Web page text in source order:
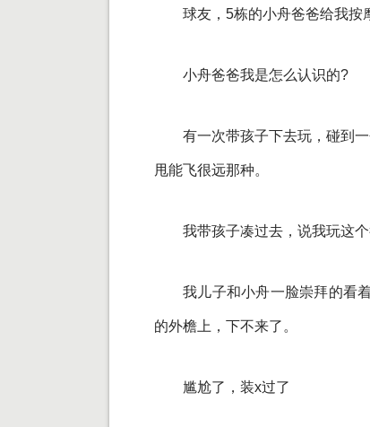
球友，5栋的小舟爸爸给我按
小舟爸爸我是怎么认识的?
有一次带孩子下去玩，碰到
甩能飞很远那种。
我带孩子凑过去，说我玩这
我儿子和小舟一脸崇拜的看
的外檐上，下不来了。
尴尬了，装x过了